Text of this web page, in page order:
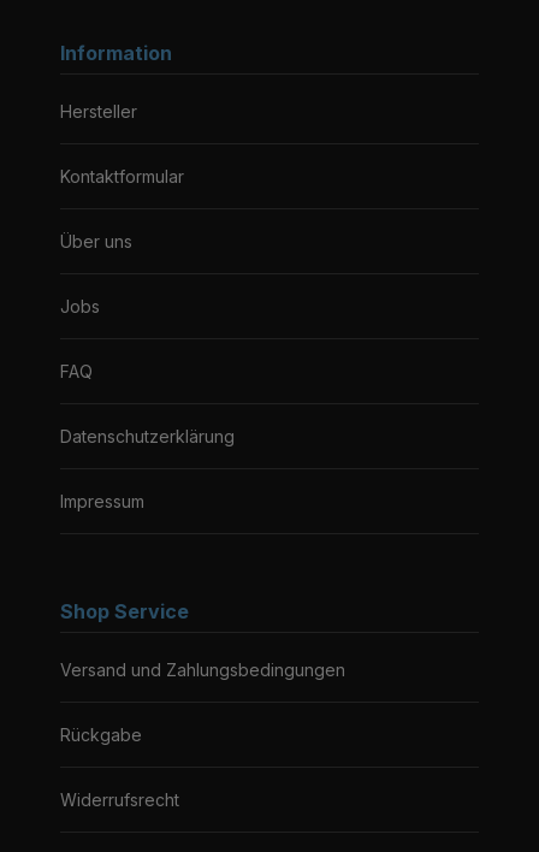
Information
Hersteller
Kontaktformular
Über uns
Jobs
FAQ
Datenschutzerklärung
Impressum
Shop Service
Versand und Zahlungsbedingungen
Rückgabe
Widerrufsrecht